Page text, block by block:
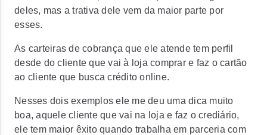
deles, mas a trativa dele vem da maior parte por
esses.
As carteiras de cobrança que ele atende tem perfil
desde do cliente que vai à loja comprar e faz o cartão
ao cliente que busca crédito online.
Nesses dois exemplos ele me deu uma dica muito
boa, aquele cliente que vai na loja e faz o crediário,
ele tem maior êxito quando trabalha em parceria com